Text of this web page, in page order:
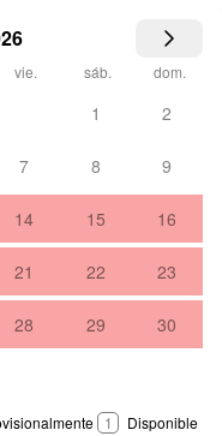
vie. sáb. dom.
1 2
7 8 9
14 15 16
21 22 23
28 29 30
1 Disponible